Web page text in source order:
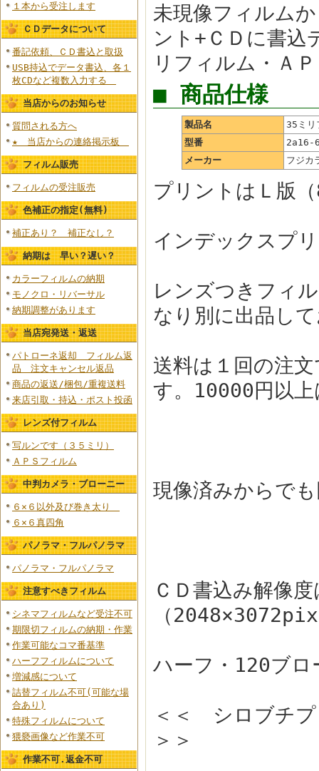
１本から受注します
ＣＤデータについて
番記依頼、ＣＤ書込と取扱
USB持込でデータ書込、各１
枚CDなど複数入力する
当店からのお知らせ
質問される方へ
★ 当店からの連絡掲示板
フィルム販売
フィルムの受注販売
色補正の指定(無料)
補正あり？ 補正なし？
納期は 早い？遅い？
カラーフィルムの納期
モノクロ・リバーサル
納期調整があります
当店宛発送・返送
パトローネ返却 フィルム返
品 注文キャンセル返品
商品の返送/梱包/重複送料
来店引取・持込・ポスト投函
レンズ付フィルム
写ルンです（３５ミリ）
ＡＰＳフィルム
中判カメラ・ブローニー
６×６以外及び巻き太り
６×６真四角
パノラマ・フルパノラマ
パノラマ・フルパノラマ
注意すべきフィルム
シネマフィルムなど受注不可
期限切フィルムの納期・作業
作業可能なコマ番基準
ハーフフィルムについて
増減感について
詰替フィルム不可(可能な場
合あり)
特殊フィルムについて
猥褻画像など作業不可
作業不可.返金不可
未現像フィルム
ント+ＣＤに書込
リフィルム・Ａ
■ 商品仕様
製品名
35ミリ
型番
2a16-
メーカー
フジカ
プリントはＬ版
インデックスプ
レンズつきフィ
なり別に出品し
送料は１回の注
す。10000円以
現像済みからで
ＣＤ書込み解像
（
ハーフ・120ブ
＜＜ シロブチ
＞＞